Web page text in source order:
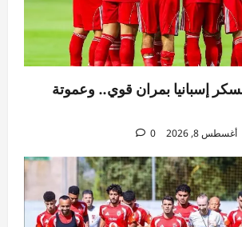
إسبانيا بمران قوي.. وعموتة
أغسطس 8, 2026 0